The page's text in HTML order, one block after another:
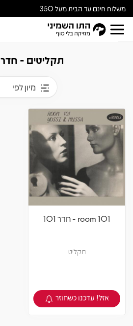
משלוח חינם עד הבית מעל 350
ש״ח
תקליטים - חדר 101
מיון לפי
room 101 - חדר 101
תקליט
צפיה במוצר
אזל! עדכנו כשחוזר